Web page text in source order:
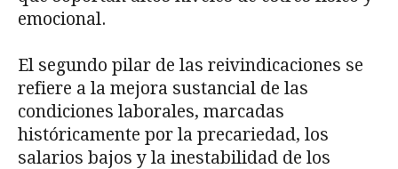
emocional.
El segundo pilar de las reivindicaciones se
refiere a la mejora sustancial de las
condiciones laborales, marcadas
históricamente por la precariedad, los
salarios bajos y la inestabilidad de los